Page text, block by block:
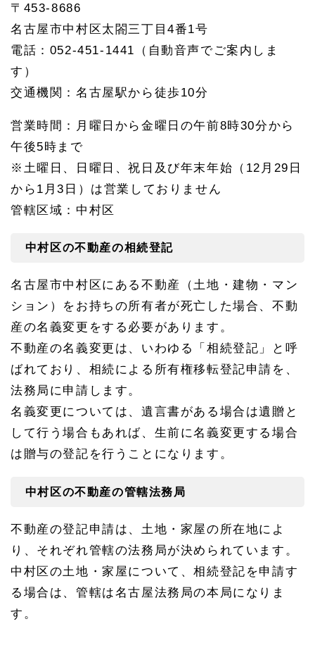
本局
1.
3.
した
不動
売却
1.
中村
区の
金の
き
5
区の
相続
5.
1
名古
屋家
判所
への
アク
1.
中村
区の
遺言
作成
手続
き
〒453-8686
名古屋市中村区太閤三丁目4番1号
電話：052-451-1441（自動音声でご案内しま
す）
交通機関：名古屋駅から徒歩10分
営業時間：月曜日から金曜日の午前8時30分から
午後5時まで
※土曜日、日曜日、祝日及び年末年始（12月29日
から1月3日）は営業しておりません
管轄区域：中村区
中村区の不動産の相続登記
名古屋市中村区にある不動産（土地・建物・マン
ション）をお持ちの所有者が死亡した場合、不動
産の名義変更をする必要があります。
不動産の名義変更は、いわゆる「相続登記」と呼
ばれており、相続による所有権移転登記申請を、
法務局に申請します。
名義変更については、遺言書がある場合は遺贈と
して行う場合もあれば、生前に名義変更する場合
は贈与の登記を行うことになります。
中村区の不動産の管轄法務局
不動産の登記申請は、土地・家屋の所在地によ
り、それぞれ管轄の法務局が決められています。
中村区の土地・家屋について、相続登記を申請す
る場合は、管轄は名古屋法務局の本局になりま
す。